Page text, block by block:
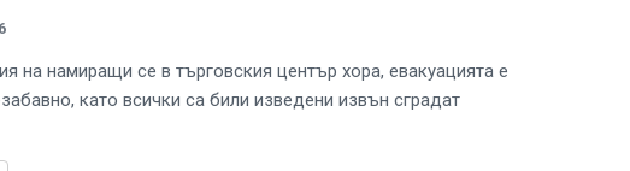
на намиращи се в търговския център хора, евакуацията е
като всички са били изведени извън сградат